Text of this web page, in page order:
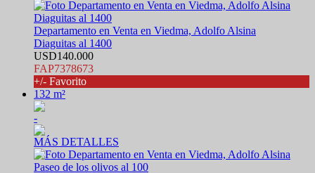
Departamento en Venta en Viedma, Adolfo Alsina
Diaguitas al 1400
USD140.000
FAP7378673
+/- Favorito
132 m²
-
MÁS DETALLES